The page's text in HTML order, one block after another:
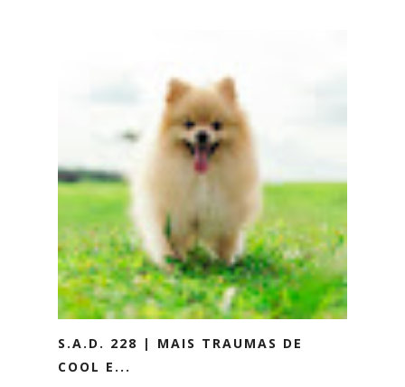
S.A.D. 228 | MAIS TRAUMAS DE
COOL E...